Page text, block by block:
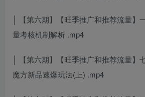
│ 【第六期】【旺季推广和推荐流量】
量考核机制解析 .mp4
│ 【第六期】【旺季推广和推荐流量】
魔方新品速爆玩法(上) .mp4